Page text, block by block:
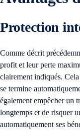
Protection
Comme décrit
profit et leur perte
clairement indiqués.
se termine
également empêcher un
longtemps et de risquer
automatiquement ses